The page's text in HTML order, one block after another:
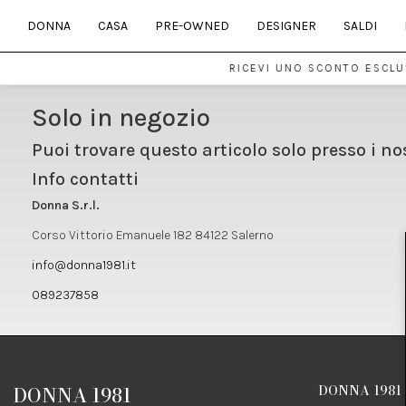
DONNA CASA PRE-OWNED DESIGNER SALDI
RICEVI UNO SCONTO
Solo in negozio
Puoi trovare questo articolo solo presso i
Info contatti
Donna S.r.l.
Corso Vittorio Emanuele 182 84122 Salerno
info@donna1981.it
089237858
DONNA 1981 DONNA 1981